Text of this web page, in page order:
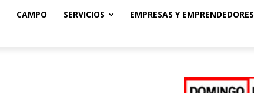
CAMPO SERVICIOS EMPRESAS Y EMPRENDEDORES